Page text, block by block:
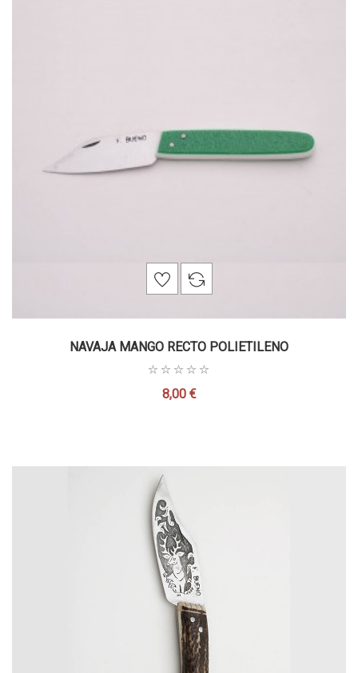
NAVAJA MANGO RECTO POLIETILENO
Precio
8,00 €